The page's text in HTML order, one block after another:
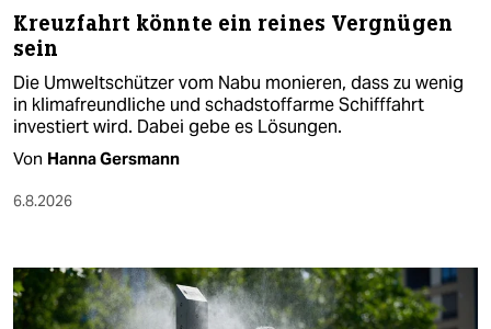
Kreuzfahrt könnte ein reines Vergnügen
sein
Die Umweltschützer vom Nabu monieren, dass zu wenig
in klimafreundliche und schadstoffarme Schifffahrt
investiert wird. Dabei gebe es Lösungen.
Von Hanna Gersmann
6.8.2026